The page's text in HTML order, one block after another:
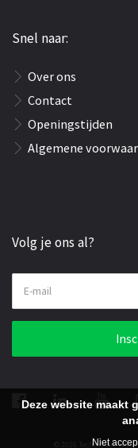
Snel naar:
Over ons
Contact
Openingstijden
Algemene
Volg je ons al?
E-mail
© 2026 Technische
Deze website maakt
Niet